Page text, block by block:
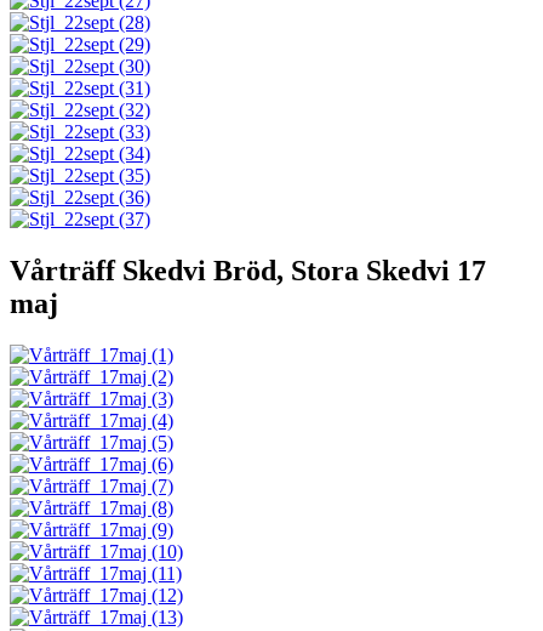
Vårträff Skedvi Bröd, Stora Skedvi 17
maj